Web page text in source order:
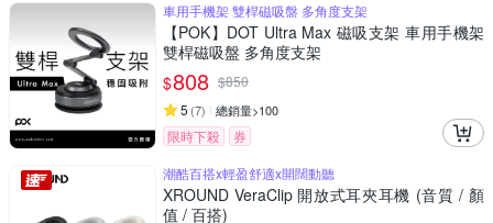
車用手機架 雙桿磁吸盤 多角度支架
【POK】DOT Ultra Max 磁吸支架 車用手機架
雙桿磁吸盤 多角度支架
$808 $850
5 (7) 總銷量>100
限時下殺
券
潮酷百搭x輕盈舒適x開闊動聽
XROUND VeraClip 開放式耳夾耳機 (音質 / 顏
值 / 百搭)